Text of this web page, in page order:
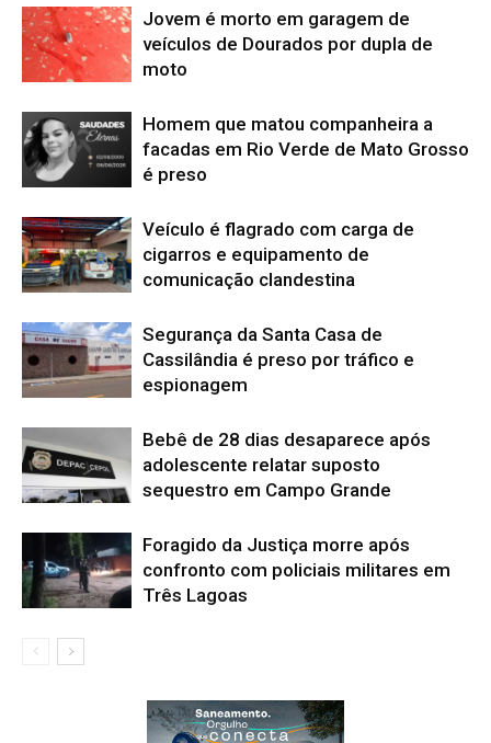
Jovem é morto em garagem de
veículos de Dourados por dupla de
moto
Homem que matou companheira a
facadas em Rio Verde de Mato Grosso
é preso
Veículo é flagrado com carga de
cigarros e equipamento de
comunicação clandestina
Segurança da Santa Casa de
Cassilândia é preso por tráfico e
espionagem
Bebê de 28 dias desaparece após
adolescente relatar suposto
sequestro em Campo Grande
Foragido da Justiça morre após
confronto com policiais militares em
Três Lagoas